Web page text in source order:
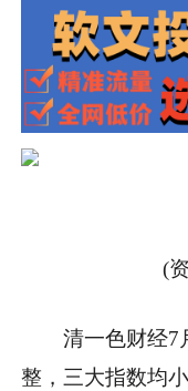
(
清一色财经7
整，三大指数均